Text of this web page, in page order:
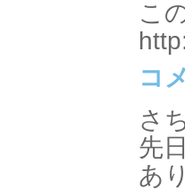
こ
コ
さ
先
あ